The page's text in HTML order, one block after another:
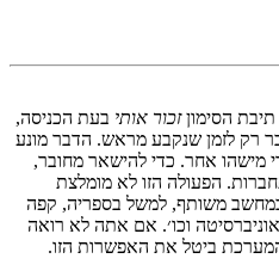
הסימוןזכור אותי בעת הכניסה,
רק לזמן שנקבע מראש. הדבר מונע
מישהו אחר. כדי להישאר מחובר,
הפעולה הזו לא מומלצת
משותף, למשל בספריה, קפה
וכו׳. אם אתה לא רואה
ביטל את האפשרות הזו.